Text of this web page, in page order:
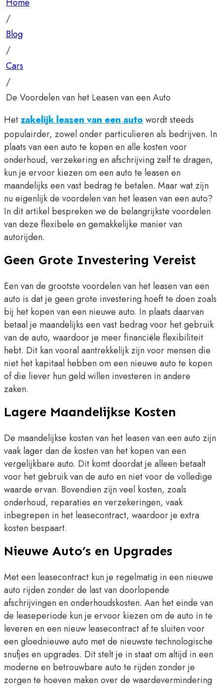
/
Blog
/
Cars
/
De Voordelen van het Leasen van een Auto
Hetzakelijk leasen van een auto wordt steeds
populairder, zowel onder particulieren als bedrijven. In
plaats van een auto te kopen en alle kosten voor
onderhoud, verzekering en afschrijving zelf te dragen,
kun je ervoor kiezen om een auto te leasen en
maandelijks een vast bedrag te betalen. Maar wat zijn
nu eigenlijk de voordelen van het leasen van een auto?
In dit artikel bespreken we de belangrijkste voordelen
van deze flexibele en gemakkelijke manier van
autorijden.
Geen Grote Investering Vereist
Een van de grootste voordelen van het leasen van een
auto is dat je geen grote investering hoeft te doen zoals
bij het kopen van een nieuwe auto. In plaats daarvan
betaal je maandelijks een vast bedrag voor het gebruik
van de auto, waardoor je meer financiële flexibiliteit
hebt. Dit kan vooral aantrekkelijk zijn voor mensen die
niet het kapitaal hebben om een nieuwe auto te kopen
of die liever hun geld willen investeren in andere
zaken.
Lagere Maandelijkse Kosten
De maandelijkse kosten van het leasen van een auto zijn
vaak lager dan de kosten van het kopen van een
vergelijkbare auto. Dit komt doordat je alleen betaalt
voor het gebruik van de auto en niet voor de volledige
waarde ervan. Bovendien zijn veel kosten, zoals
onderhoud, reparaties en verzekeringen, vaak
inbegrepen in het leasecontract, waardoor je extra
kosten bespaart.
Nieuwe Auto’s en Upgrades
Met een leasecontract kun je regelmatig in een nieuwe
auto rijden zonder de last van doorlopende
afschrijvingen en onderhoudskosten. Aan het einde van
de leaseperiode kun je ervoor kiezen om de auto in te
leveren en een nieuw leasecontract af te sluiten voor
een gloednieuwe auto met de nieuwste technologische
snufjes en upgrades. Dit stelt je in staat om altijd in een
moderne en betrouwbare auto te rijden zonder je
zorgen te hoeven maken over de waardevermindering